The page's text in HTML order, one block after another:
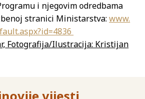
i njegovim odredbama
stranici Ministarstva: www.
id=4836
Fotografija/Ilustracija: Kristijan